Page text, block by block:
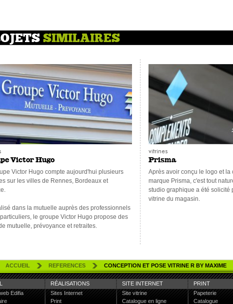
SIMILAIRES
Victor Hugo
sur les villes de Rennes, Bordeaux et
le groupe Victor Hugo propose des
mutuelle, prévoyance et retraites.
vitrines
Prisma
Après avoir conçu le logo et la charte graphique de la
marque Prisma, c'est tout
studio graphique a été solicité
vitrine du magasin.
ACCUEIL REFERENCES CONCEPTION ET POSE VITRINE R BY MAXIME
Edifia
RÉALISATIONS
Sites Internet
Print
SITE INTERNET
Site vitrine
Catalogue en ligne
PRINT
Papeterie
Catalogue